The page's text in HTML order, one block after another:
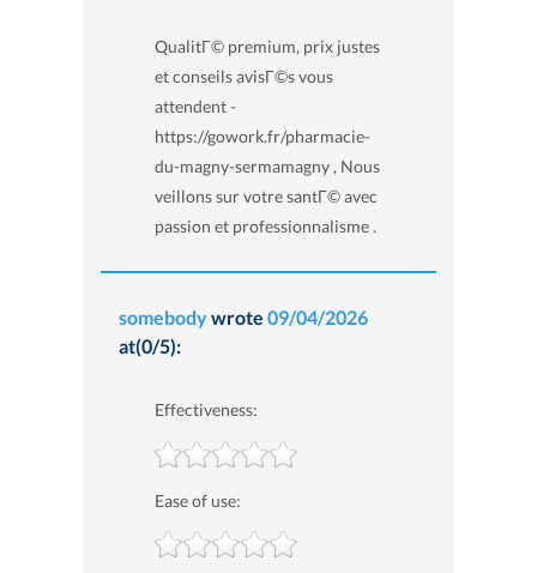
QualitГ© premium, prix justes
et conseils avisГ©s vous
attendent -
https://gowork.fr/pharmacie-
du-magny-sermamagny , Nous
veillons sur votre santГ© avec
passion et professionnalisme .
somebodywrote 09/04/2026
at(0/5):
Effectiveness:
Ease of use: